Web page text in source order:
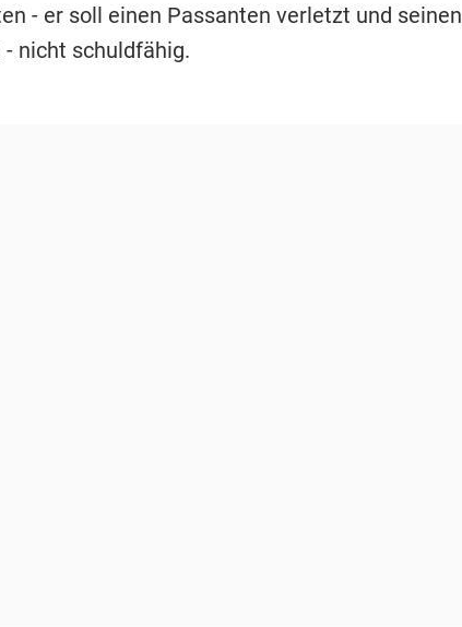
- er soll einen Passanten verletzt und seinen
nicht schuldfähig.